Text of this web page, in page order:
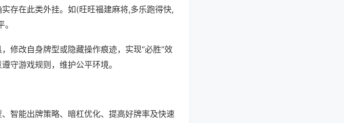
存在此类外挂。如(旺旺福建麻将,多乐跑得快,
修改自身牌型或隐藏操作痕迹，实现“必胜”效
守游戏规则，维护公平环境。
智能出牌策略、暗杠优化、提高好牌率及快速